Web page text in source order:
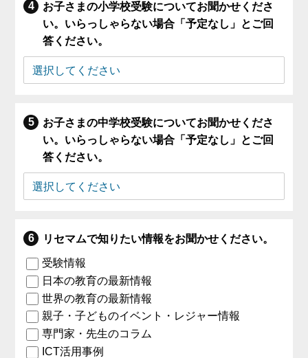
お子さまの小学校受験についてお聞かせくださ
い。いらっしゃらない場合「予定なし」とご回
答ください。
お子さまの中学校受験についてお聞かせくださ
い。いらっしゃらない場合「予定なし」とご回
答ください。
リセマムで知りたい情報をお聞かせください。
受験情報
日本の教育の最新情報
世界の教育の最新情報
親子・子どものイベント・レジャー情報
専門家・先生のコラム
ICT活用事例